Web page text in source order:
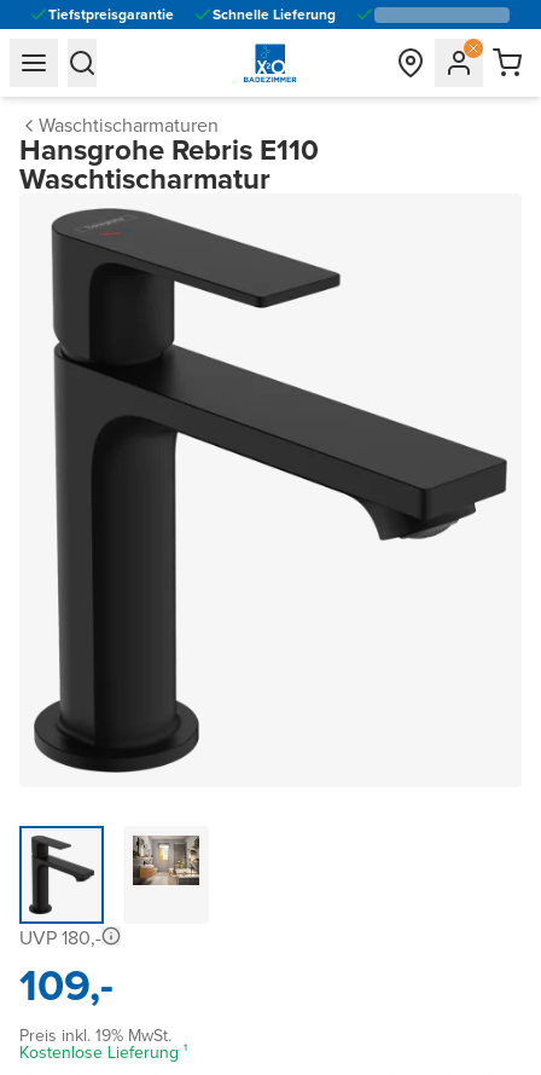
Tiefstpreisgarantie Schnelle Lieferung
general.navigation.toggle_menu.label
general.navigation.toggle_menu.label
Waschtischarmaturen
Hansgrohe Rebris E110
Waschtischarmatur
UVP 180,-
109,-
Preis inkl. 19% MwSt.
Kostenlose Lieferung ¹